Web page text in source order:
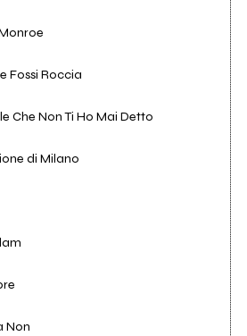
Fossi Roccia
Che Non Ti Ho Mai Detto
di Milano
Non